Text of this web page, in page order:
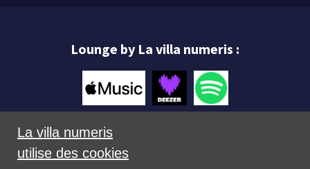
Lounge by La villa numeris :
La villa numeris
utilise des cookies